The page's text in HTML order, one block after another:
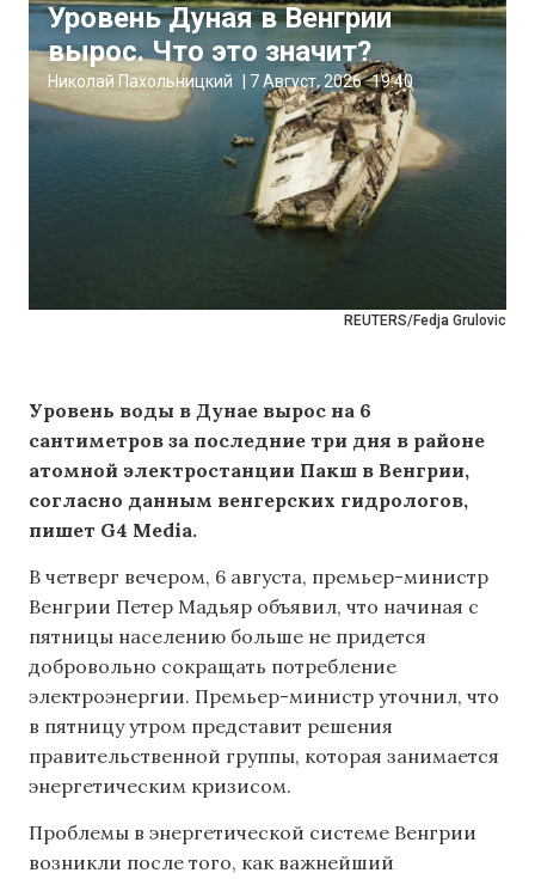
REUTERS/Fedja Grulovic
Уровень Дуная в Венгрии
вырос. Что это значит?
Николай Пахольницкий | 7 Август, 2026 19:40
Уровень воды в Дунае вырос на 6
сантиметров за последние три дня в районе
атомной электростанции Пакш в Венгрии,
согласно данным венгерских гидрологов,
пишет G4 Media.
В четверг вечером, 6 августа, премьер-министр
Венгрии Петер Мадьяр объявил, что начиная с
пятницы населению больше не придется
добровольно сокращать потребление
электроэнергии. Премьер-министр уточнил, что
в пятницу утром представит решения
правительственной группы, которая занимается
энергетическим кризисом.
Проблемы в энергетической системе Венгрии
возникли после того, как важнейший